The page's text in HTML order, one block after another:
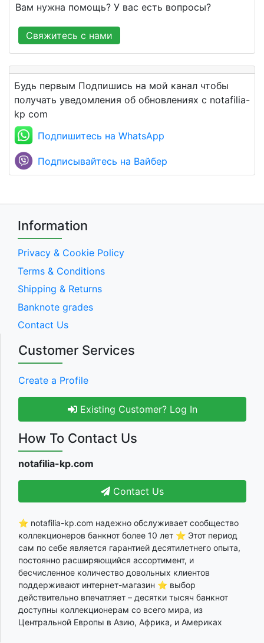
Вам нужна помощь? У вас есть вопросы?
Свяжитесь с нами
Будь первым Подпишись на мой канал чтобы
получать уведомления об обновлениях с notafilia-
kp com
Подпишитесь на WhatsApp
Подписывайтесь на Вайбер
Information
Privacy & Cookie Policy
Terms & Conditions
Shipping & Returns
Banknote grades
Contact Us
Customer Services
Create a Profile
Existing Customer? Log In
How To Contact Us
notafilia-kp.com
Contact Us
⭐ notafilia-kp.com надежно обслуживает сообщество
коллекционеров банкнот более 10 лет ⭐ Этот период
сам по себе является гарантией десятилетнего опыта,
постоянно расширяющийся ассортимент, и
бесчисленное количество довольных клиентов
поддерживают интернет-магазин ⭐ выбор
действительно впечатляет – десятки тысяч банкнот
доступны коллекционерам со всего мира, из
Центральной Европы в Азию, Африка, и Америках